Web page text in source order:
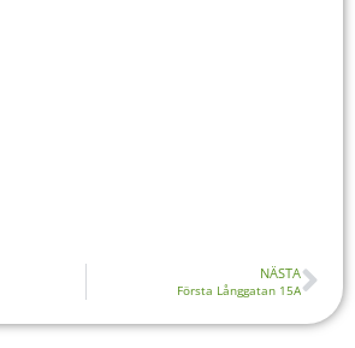
NÄSTA
Första Långgatan 15A